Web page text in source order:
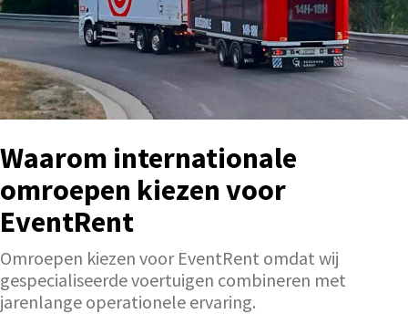
Waarom internationale
omroepen kiezen voor
EventRent
Omroepen kiezen voor EventRent omdat wij
gespecialiseerde voertuigen combineren met
jarenlange operationele ervaring.